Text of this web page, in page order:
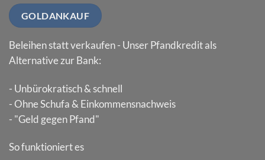
GOLDANKAUF
Beleihen statt verkaufen - Unser Pfandkredit als
Alternative zur Bank:
- Unbürokratisch & schnell
- Ohne Schufa & Einkommensnachweis
- "Geld gegen Pfand"
So funktioniert es